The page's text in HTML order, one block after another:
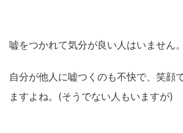
嘘をつかれて気分が良い人はいません。
自分が他人に嘘つくのも不快で、笑顔
ますよね。(そうでない人もいますが)